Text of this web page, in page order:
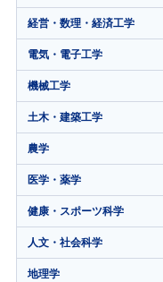
経営・数理・経済工学
電気・電子工学
機械工学
土木・建築工学
農学
医学・薬学
健康・スポーツ科学
人文・社会科学
地理学